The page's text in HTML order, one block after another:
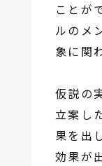
ことが
ルのメ
象に関
仮説の
立案し
果を出
効果が